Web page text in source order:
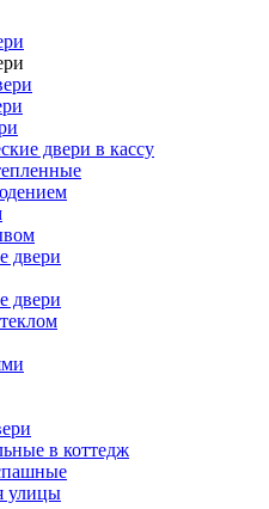
двери в кассу
двери
двери
в коттедж
улицы